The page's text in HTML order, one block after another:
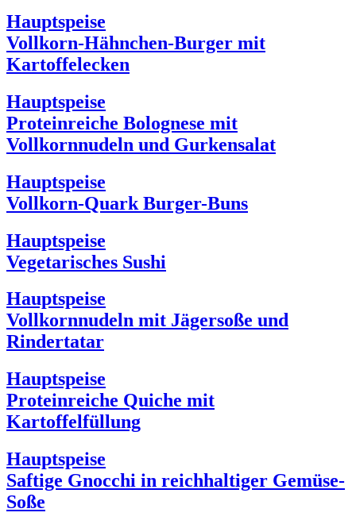
Hauptspeise
Vollkorn-Hähnchen-Burger mit
Kartoffelecken
Hauptspeise
Proteinreiche Bolognese mit
Vollkornnudeln und Gurkensalat
Hauptspeise
Vollkorn-Quark Burger-Buns
Hauptspeise
Vegetarisches Sushi
Hauptspeise
Vollkornnudeln mit Jägersoße und
Rindertatar
Hauptspeise
Proteinreiche Quiche mit
Kartoffelfüllung
Hauptspeise
Saftige Gnocchi in reichhaltiger Gemüse-
Soße